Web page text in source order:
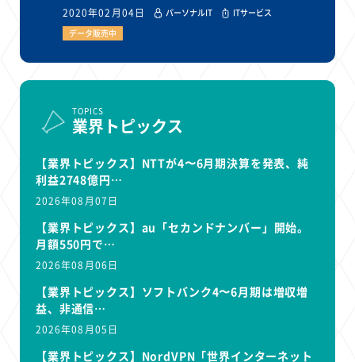
2020年02月04日 パーソナルIT
ITサービス
データ販売中
TOPICS
業界トピックス
【業界トピックス】NTTが4〜6月期決算を発表、純
利益2748億円…
2026年08月07日
【業界トピックス】au「セカンドナンバー」開始。
月額550円で…
2026年08月06日
【業界トピックス】ソフトバンク4〜6月期は増収増
益、非通信…
2026年08月05日
【業界トピックス】NordVPN「世界インターネット